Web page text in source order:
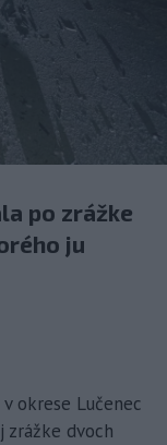
po zrážke
ju
okrese Lučenec
zrážke dvoch